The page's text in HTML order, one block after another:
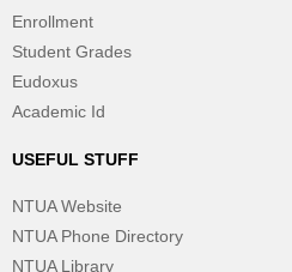
Enrollment
Student Grades
Eudoxus
Academic Id
USEFUL STUFF
NTUA Website
NTUA Phone Directory
NTUA Library